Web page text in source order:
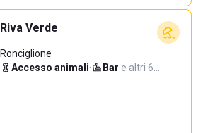
Riva Verde
Ronciglione
Accesso animali· Bar·e altri 6…